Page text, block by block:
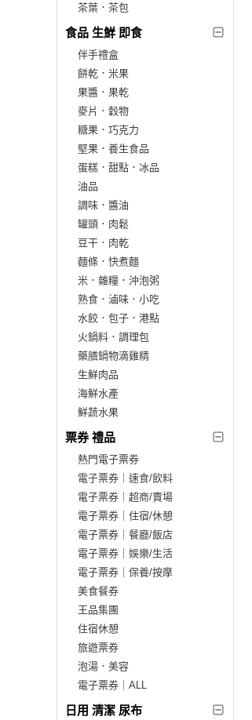
茶葉．茶包
食品 生鮮 即食
伴手禮盒
餅乾．米果
果醬．果乾
麥片．穀物
糖果．巧克力
堅果．養生食品
蛋糕．甜點．冰品
油品
調味．醬油
罐頭．肉鬆
豆干．肉乾
麵條．快煮麵
米．雜糧．沖泡粥
熟食．滷味．小吃
水餃．包子．港點
火鍋料．調理包
藥膳鍋物滴雞精
生鮮肉品
海鮮水產
鮮蔬水果
票券 禮品
熱門電子票券
電子票券｜速食/飲料
電子票券｜超商/賣場
電子票券｜住宿/休憩
電子票券｜餐廳/飯店
電子票券｜娛樂/生活
電子票券｜保養/按摩
美食餐券
王品集團
住宿休憩
旅遊票券
泡湯．美容
電子票券｜ALL
日用 清潔 尿布